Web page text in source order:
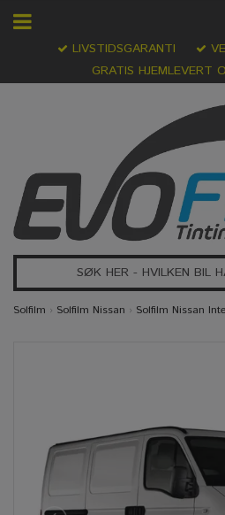
GRATIS HJEMLEVERT
LIVSTIDSGARANTI
Solfilm › Solfilm Nissan › Solfilm Nissan